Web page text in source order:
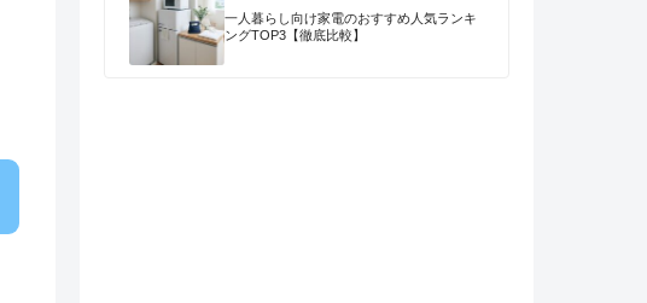
一人暮らし向け家電のおすすめ人気ランキ
ングTOP3【徹底比較】